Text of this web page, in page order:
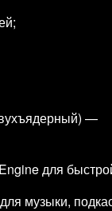
—
для
музыки,